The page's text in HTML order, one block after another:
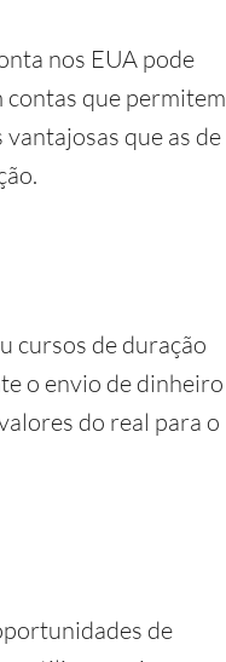
nos EUA pode
contas que permitem
que as de
cursos de duração
o envio de dinheiro
do real para o
de